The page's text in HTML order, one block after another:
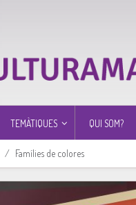
TEMÀTIQUES QUI SOM?
Famílies de colores